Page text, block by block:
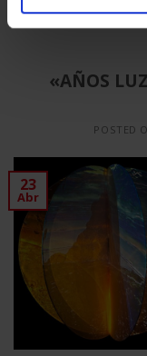
Vinilo
«AÑOS
POSTED
23
Abr